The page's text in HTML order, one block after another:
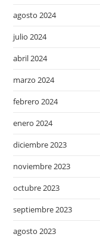
agosto 2024
julio 2024
abril 2024
marzo 2024
febrero 2024
enero 2024
diciembre 2023
noviembre 2023
octubre 2023
septiembre 2023
agosto 2023